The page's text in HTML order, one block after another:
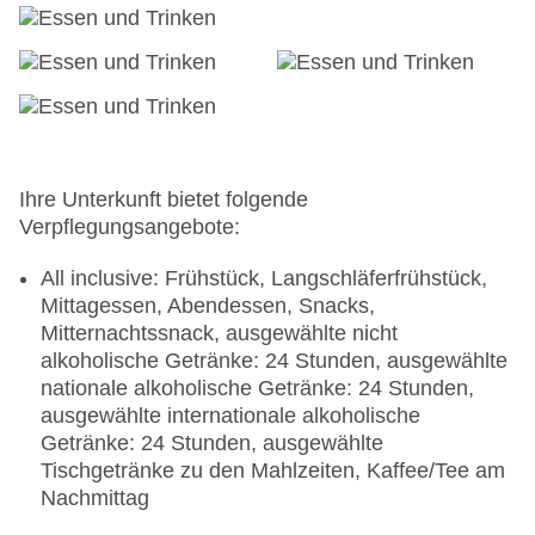
Inclusive inklusive, Liegestühle: ohne Gebühr, bei
All Inclusive inklusive, Sonnenschirme: ohne
Infinitypool „ECLIPSE POOL“: bei All Inclusive
inklusive
Activitypool „GUITAR & DRUMS POOL“: Outdoor,
Sonnenschirme: bei All Inclusive inklusive
Relaxpool „MOON POOL“: Outdoor, Daybeds: bei
All Inclusive inklusive, Sonnenschirme: bei All
Inclusive inklusive
Poollandschaft „LAZY RIVER (ALL AROUND DE
PROPERTY)“: Outdoor
Badetücher: ohne Gebühr, bei All Inclusive
inklusive
Souvenirshop, Ladenzeile, Boutique, Juwelier,
Ihre Unterkunft bietet folgende
Verpflegungsangebote:
All inclusive: Frühstück, Langschläferfrühstück,
Mittagessen, Abendessen, Snacks,
Mitternachtssnack, ausgewählte nicht
alkoholische Getränke: 24 Stunden, ausgewählte
nationale alkoholische Getränke: 24 Stunden,
ausgewählte internationale alkoholische
Getränke: 24 Stunden, ausgewählte
Tischgetränke zu den Mahlzeiten, Kaffee/Tee am
Nachmittag